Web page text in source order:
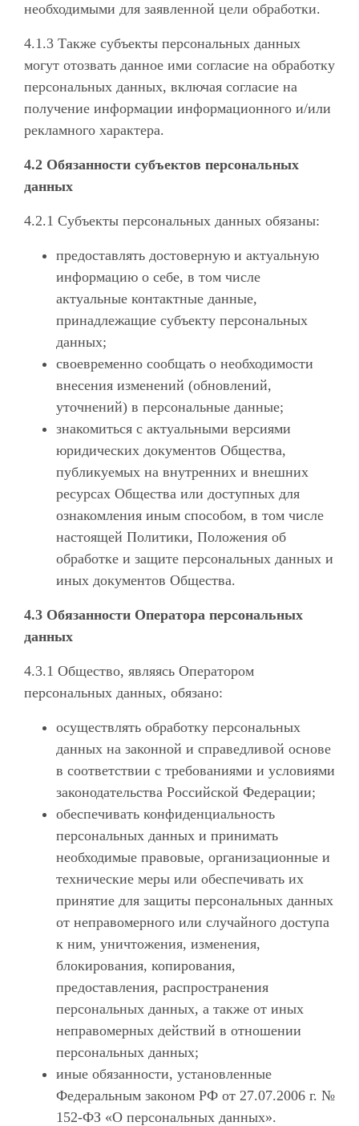
необходимыми для заявленной цели обработки.
4.1.3 Также субъекты персональных данных
могут отозвать данное ими согласие на обработку
персональных данных, включая согласие на
получение информации информационного и/или
рекламного характера.
4.2 Обязанности субъектов персональных
данных
4.2.1 Субъекты персональных данных обязаны:
предоставлять достоверную и актуальную
информацию о себе, в том числе
актуальные контактные данные,
принадлежащие субъекту персональных
данных;
своевременно сообщать о необходимости
внесения изменений (обновлений,
уточнений) в персональные данные;
знакомиться с актуальными версиями
юридических документов Общества,
публикуемых на внутренних и внешних
ресурсах Общества или доступных для
ознакомления иным способом, в том числе
настоящей Политики, Положения об
обработке и защите персональных данных и
иных документов Общества.
4.3 Обязанности Оператора персональных
данных
4.3.1 Общество, являясь Оператором
персональных данных, обязано:
осуществлять обработку персональных
данных на законной и справедливой основе
в соответствии с требованиями и условиями
законодательства Российской Федерации;
обеспечивать конфиденциальность
персональных данных и принимать
необходимые правовые, организационные и
технические меры или обеспечивать их
принятие для защиты персональных данных
от неправомерного или случайного доступа
к ним, уничтожения, изменения,
блокирования, копирования,
предоставления, распространения
персональных данных, а также от иных
неправомерных действий в отношении
персональных данных;
иные обязанности, установленные
Федеральным законом РФ от 27.07.2006 г. №
152-ФЗ «О персональных данных».